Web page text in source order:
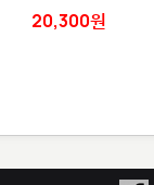
20,300원